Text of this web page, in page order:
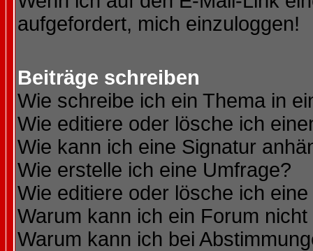
aufgefordert, mich einzuloggen!
Beiträge schreiben
Wie schreibe ich ein Thema in
Wie editiere oder lösche ich
Wie kann ich eine Signatur
Wie erstelle ich eine Umfrage?
Wie editiere oder lösche ich
Warum kann ich ein Forum
Warum kann ich bei